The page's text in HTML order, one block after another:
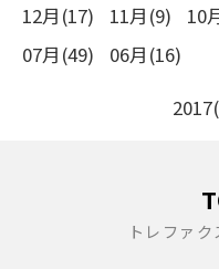
12月(17) 11月(9) 10
07月(49)
06月(16)
トレファ